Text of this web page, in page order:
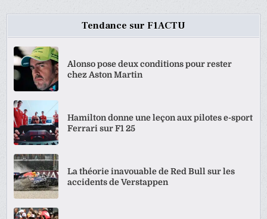
Tendance sur F1ACTU
Alonso pose deux conditions pour rester
chez Aston Martin
Hamilton donne une leçon aux pilotes e-sport
Ferrari sur F1 25
La théorie inavouable de Red Bull sur les
accidents de Verstappen